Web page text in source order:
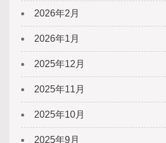
2026年2月
2026年1月
2025年12月
2025年11月
2025年10月
2025年9月